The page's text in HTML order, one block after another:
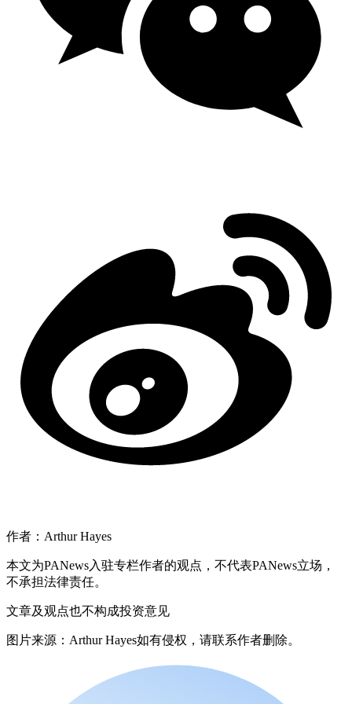
作者：Arthur Hayes
本文为PANews入驻专栏作者的观点，不代表PANews立场，
不承担法律责任。
文章及观点也不构成投资意见
图片来源：Arthur Hayes如有侵权，请联系作者删除。